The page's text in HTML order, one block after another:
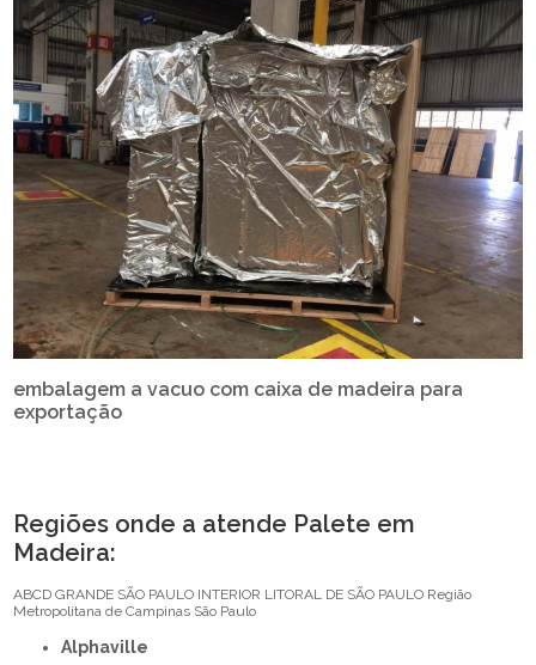
embalagem a vacuo com caixa de madeira para
exportação
Regiões onde a atende Palete em
Madeira:
ABCD GRANDE SÃO PAULO INTERIOR LITORAL DE SÃO PAULO Região
Metropolitana de Campinas São Paulo
Alphaville